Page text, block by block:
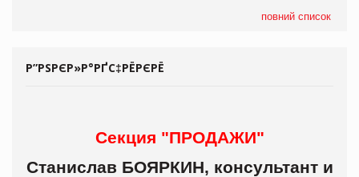
повний список
Р”РЅРЄР»Р°РҐС‡РЁРЄРЁ
Секция "ПРОДАЖИ"
Станислав БОЯРКИН, консультант и